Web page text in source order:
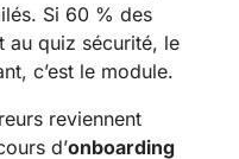
Si 60 % des
au quiz sécurité, le
c’est le module.
reviennent
d’onboarding